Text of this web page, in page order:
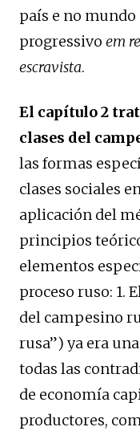
país e no
progressivo em
escravista.
El capítulo 2
clases del
las formas
clases sociales
aplicación del
principios
elementos
proceso ruso: 1.
del campesino
rusa”) ya era
todas las
de economía
productores,